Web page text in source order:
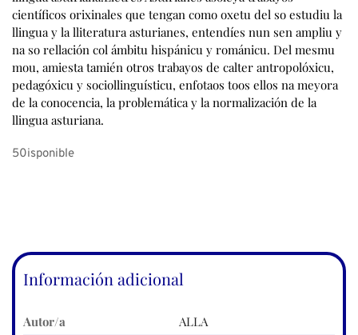
50isponible
Información adicional
Autor/a
ALLA